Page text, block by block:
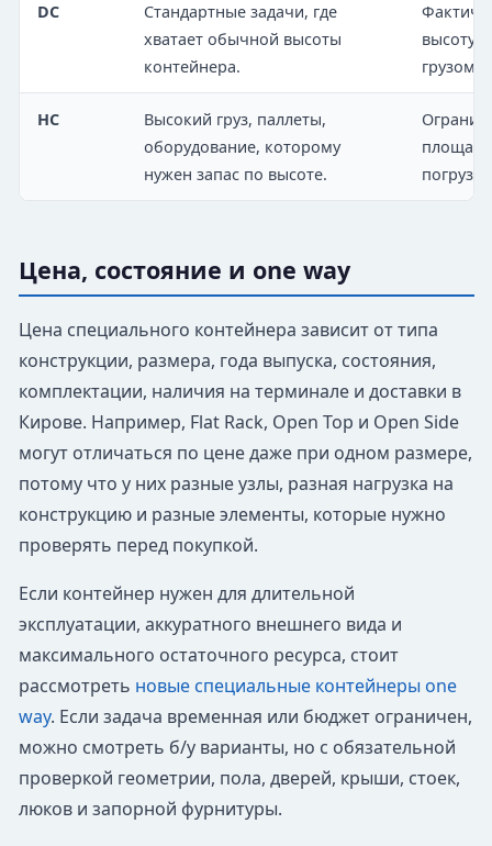
DC
Стандартные задачи, где
хватает обычной высоты
контейнера.
высоту
грузом.
HC
Высокий груз, паллеты,
оборудование, которому
нужен запас по высоте.
Цена, состояние и one way
Цена специального контейнера зависит от типа
конструкции, размера, года выпуска, состояния,
комплектации, наличия на терминале и доставки в
Кирове. Например, Flat Rack, Open Top и Open Side
могут отличаться по цене даже при одном размере,
потому что у них разные узлы, разная нагрузка на
конструкцию и разные элементы, которые нужно
проверять перед покупкой.
Если контейнер нужен для длительной
эксплуатации, аккуратного внешнего вида и
максимального остаточного ресурса, стоит
рассмотреть новые специальные контейнеры one
way. Если задача временная или бюджет ограничен,
можно смотреть б/у варианты, но с обязательной
проверкой геометрии, пола, дверей, крыши, стоек,
люков и запорной фурнитуры.